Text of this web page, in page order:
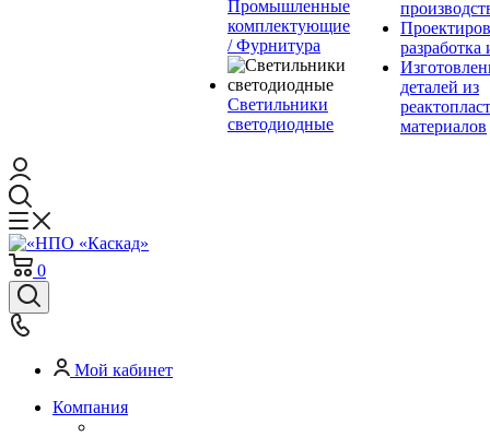
Промышленные
комплектующие
/ Фурнитура
Светильники
светодиодные
разработка
деталей из
материалов
0
Мой кабинет
Компания